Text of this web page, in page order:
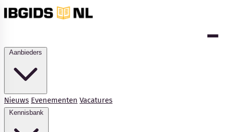
Nieuws Evenementen Vacatures